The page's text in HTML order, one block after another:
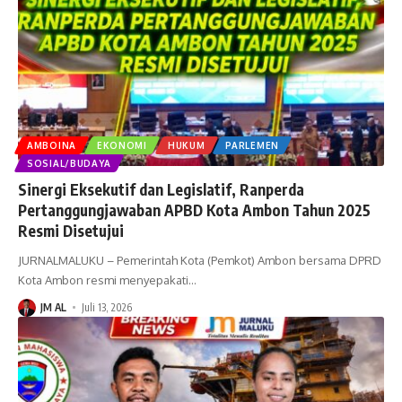
AMBOINA EKONOMI HUKUM
PARLEMEN
SOSIAL/BUDAYA
Sinergi Eksekutif dan Legislatif, Ranperda
Pertanggungjawaban APBD Kota Ambon Tahun 2025
Resmi Disetujui
JURNALMALUKU – Pemerintah Kota (Pemkot) Ambon bersama DPRD
Kota Ambon resmi menyepakati…
JM AL Juli 13, 2026